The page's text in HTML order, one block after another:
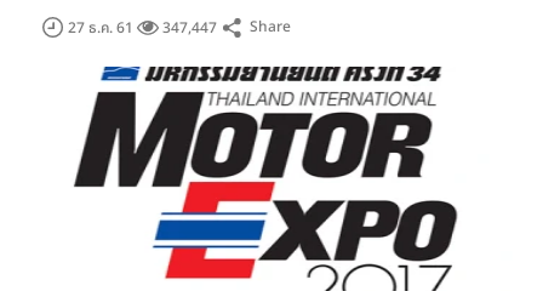
27 ธ.ค. 61 347,447 Share